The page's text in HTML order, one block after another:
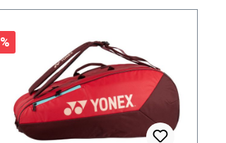
Rabatt
%